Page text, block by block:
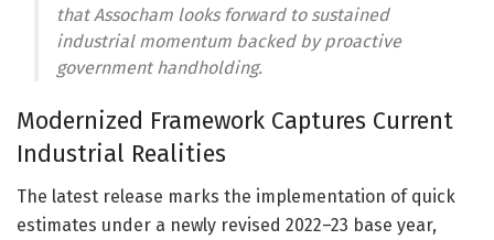
that Assocham looks forward to sustained
industrial momentum backed by proactive
government handholding.
Modernized Framework Captures Current
Industrial Realities
The latest release marks the implementation of quick
estimates under a newly revised 2022–23 base year,